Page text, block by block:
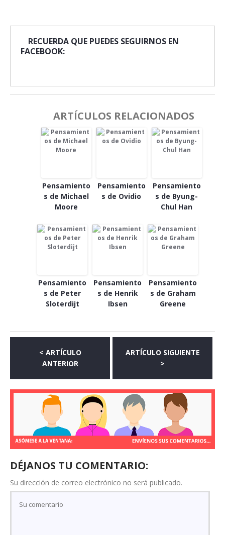
RECUERDA QUE PUEDES SEGUIRNOS EN
FACEBOOK:
ARTÍCULOS RELACIONADOS
Pensamiento
s de Michael
Moore
Pensamiento
s de Ovidio
Pensamiento
s de Byung-
Chul Han
Pensamiento
s de Peter
Sloterdijt
Pensamiento
s de Henrik
Ibsen
Pensamiento
s de Graham
Greene
< ARTÍCULO
ANTERIOR
ARTÍCULO SIGUIENTE
>
DÉJANOS TU COMENTARIO:
Su dirección de correo electrónico no será publicado.